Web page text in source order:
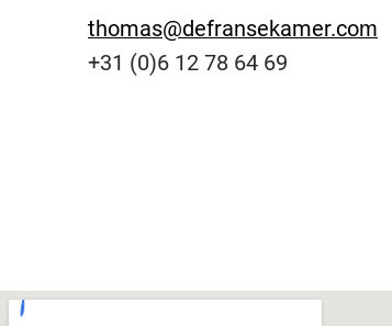
thomas@defransekamer.com
+31 (0)6 12 78 64 69